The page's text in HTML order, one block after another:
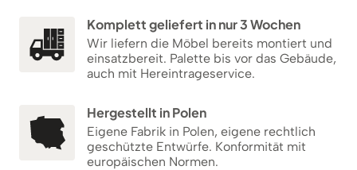
Komplett geliefert in nur 3 Wochen
Wir liefern die Möbel bereits montiert und
einsatzbereit. Palette bis vor das Gebäude,
auch mit Hereintrageservice.
Hergestellt in Polen
Eigene Fabrik in Polen, eigene rechtlich
geschützte Entwürfe. Konformität mit
europäischen Normen.